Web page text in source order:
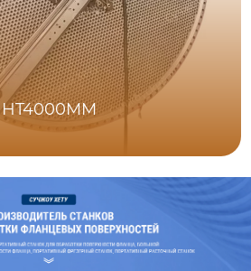
HT4000MM